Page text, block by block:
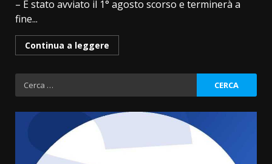
– È stato avviato il 1° agosto scorso e terminerà a
fine...
Continua a leggere
Ricerca
per: